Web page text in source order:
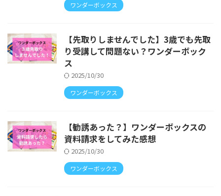
ワンダーボックス
【先取りしませんでした】3歳でも先取
り受講して問題ない？ワンダーボック
ス
2025/10/30
ワンダーボックス
【勧誘あった？】ワンダーボックスの
資料請求をしてみた感想
2025/10/30
ワンダーボックス